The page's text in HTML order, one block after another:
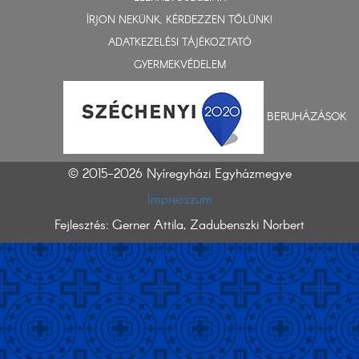
ÍRJON NEKÜNK, KÉRDEZZEN TŐLÜNK!
ADATKEZELÉSI TÁJÉKOZTATÓ
GYERMEKVÉDELEM
BERUHÁZÁSOK
© 2015-2026 Nyíregyházi Egyházmegye
Impresszum
Fejlesztés: Gerner Attila, Zadubenszki Norbert